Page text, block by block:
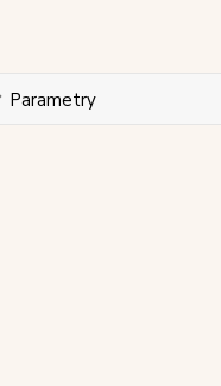
Parametry